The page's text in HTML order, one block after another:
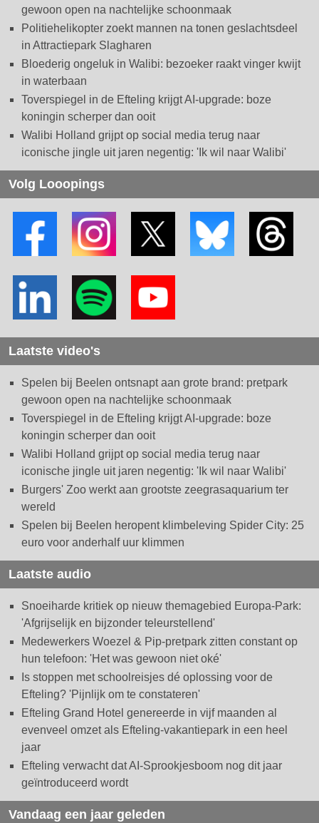
gewoon open na nachtelijke schoonmaak
Politiehelikopter zoekt mannen na tonen geslachtsdeel
in Attractiepark Slagharen
Bloederig ongeluk in Walibi: bezoeker raakt vinger kwijt
in waterbaan
Toverspiegel in de Efteling krijgt AI-upgrade: boze
koningin scherper dan ooit
Walibi Holland grijpt op social media terug naar
iconische jingle uit jaren negentig: 'Ik wil naar Walibi'
Volg Looopings
Laatste video's
Spelen bij Beelen ontsnapt aan grote brand: pretpark
gewoon open na nachtelijke schoonmaak
Toverspiegel in de Efteling krijgt AI-upgrade: boze
koningin scherper dan ooit
Walibi Holland grijpt op social media terug naar
iconische jingle uit jaren negentig: 'Ik wil naar Walibi'
Burgers' Zoo werkt aan grootste zeegrasaquarium ter
wereld
Spelen bij Beelen heropent klimbeleving Spider City: 25
euro voor anderhalf uur klimmen
Laatste audio
Snoeiharde kritiek op nieuw themagebied Europa-Park:
'Afgrijselijk en bijzonder teleurstellend'
Medewerkers Woezel & Pip-pretpark zitten constant op
hun telefoon: 'Het was gewoon niet oké'
Is stoppen met schoolreisjes dé oplossing voor de
Efteling? 'Pijnlijk om te constateren'
Efteling Grand Hotel genereerde in vijf maanden al
evenveel omzet als Efteling-vakantiepark in een heel
jaar
Efteling verwacht dat AI-Sprookjesboom nog dit jaar
geïntroduceerd wordt
Vandaag een jaar geleden